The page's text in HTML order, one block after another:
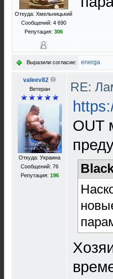
Откуда: Хмельницький
Сообщений: 4 690
Репутация: 306
Выразили согласие: energa
valeev82
Ветеран
Откуда: Украина
Сообщений: 76
Репутация: 196
RE:
OUT